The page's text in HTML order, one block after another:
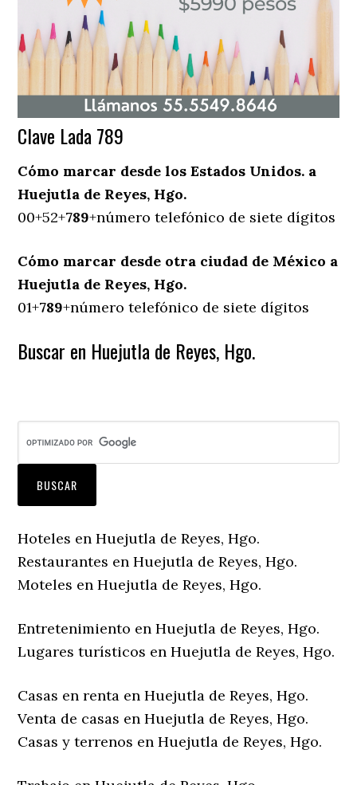
Clave Lada 789
Cómo marcar desde los Estados Unidos. a
Huejutla de Reyes, Hgo.
00+52+789+número telefónico de siete dígitos
Cómo marcar desde otra ciudad de México a
Huejutla de Reyes, Hgo.
01+789+número telefónico de siete dígitos
Buscar en Huejutla de Reyes, Hgo.
Hoteles en Huejutla de Reyes, Hgo.
Restaurantes en Huejutla de Reyes, Hgo.
Moteles en Huejutla de Reyes, Hgo.
Entretenimiento en Huejutla de Reyes, Hgo.
Lugares turísticos en Huejutla de Reyes, Hgo.
Casas en renta en Huejutla de Reyes, Hgo.
Venta de casas en Huejutla de Reyes, Hgo.
Casas y terrenos en Huejutla de Reyes, Hgo.